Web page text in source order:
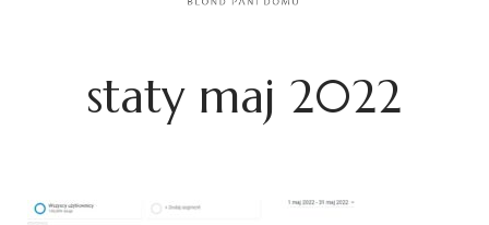
staty maj 2022